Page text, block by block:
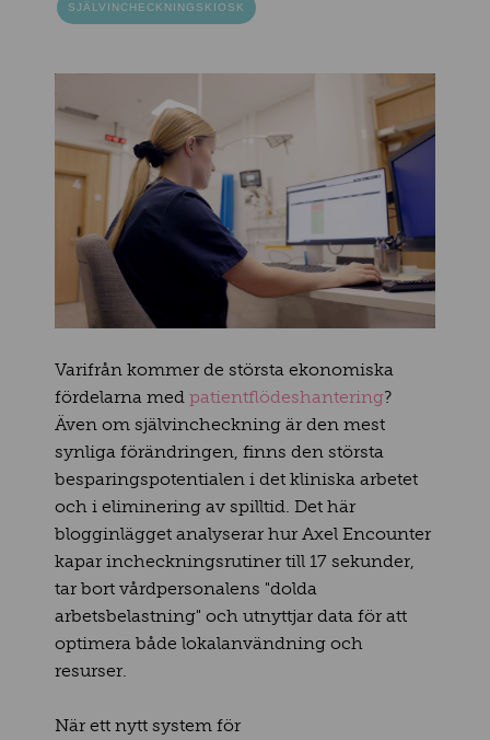
SJÄLVINCHECKNINGSKIOSK
Varifrån kommer de största ekonomiska
fördelarna med patientflödeshantering?
Även om självincheckning är den mest
synliga förändringen, finns den största
besparingspotentialen i det kliniska arbetet
och i eliminering av spilltid. Det här
blogginlägget analyserar hur Axel Encounter
kapar incheckningsrutiner till 17 sekunder,
tar bort vårdpersonalens "dolda
arbetsbelastning" och utnyttjar data för att
optimera både lokalanvändning och
resurser.
När ett nytt system för